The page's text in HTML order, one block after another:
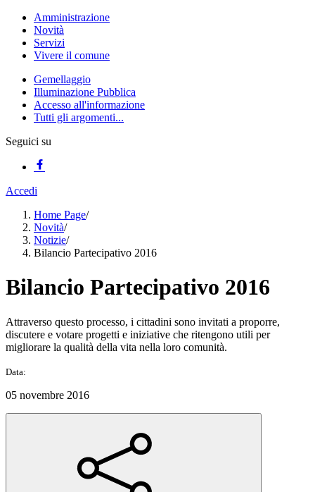
Amministrazione
Novità
Servizi
Vivere il comune
Gemellaggio
Illuminazione Pubblica
Accesso all'informazione
Tutti gli argomenti...
Seguici su
Accedi
Home Page/
Novità/
Notizie/
Bilancio Partecipativo 2016
Bilancio Partecipativo 2016
Attraverso questo processo, i cittadini sono invitati a proporre,
discutere e votare progetti e iniziative che ritengono utili per
migliorare la qualità della vita nella loro comunità.
Data:
05 novembre 2016